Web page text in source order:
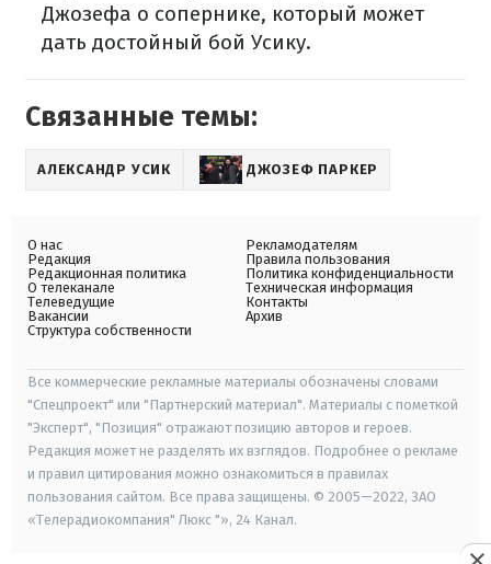
Джозефа о сопернике, который может
дать достойный бой Усику.
Связанные темы:
АЛЕКСАНДР УСИК ДЖОЗЕФ ПАРКЕР
О нас
Редакция
Редакционная политика
О телеканале
Телеведущие
Вакансии
Структура собственности
Рекламодателям
Правила пользования
Политика конфиденциальности
Техническая информация
Контакты
Архив
Все коммерческие рекламные материалы обозначены словами
"Спецпроект" или "Партнерский материал". Материалы с пометкой
"Эксперт", "Позиция" отражают позицию авторов и героев.
Редакция может не разделять их взглядов. Подробнее о рекламе
и правил цитирования можно ознакомиться в правилах
пользования сайтом. Все права защищены. © 2005—2022, ЗАО
«Телерадиокомпания" Люкс "», 24 Канал.